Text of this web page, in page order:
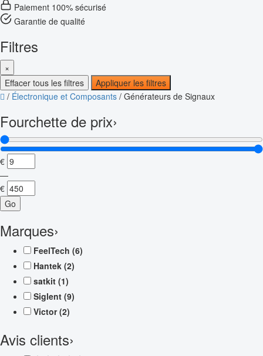
Paiement 100% sécurisé
Garantie de qualité
Filtres
×
Effacer tous les filtres
Appliquer les filtres
/ Électronique et Composants / Générateurs de Signaux
Fourchette de prix›
€
—
€
Go
Marques›
FeelTech (6)
Hantek (2)
satkit (1)
Siglent (9)
Victor (2)
Avis clients›